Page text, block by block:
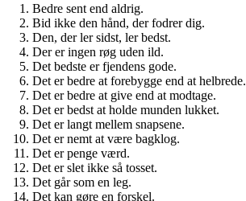
Bedre sent end aldrig.
Bid ikke den hånd, der fodrer dig.
Den, der ler sidst, ler bedst.
Der er ingen røg uden ild.
Det bedste er fjendens gode.
Det er bedre at forebygge end at helbrede.
Det er bedre at give end at modtage.
Det er bedst at holde munden lukket.
Det er langt mellem snapsene.
Det er nemt at være bagklog.
Det er penge værd.
Det er slet ikke så tosset.
Det går som en leg.
Det kan gøre en forskel.